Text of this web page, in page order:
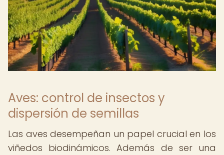
Aves: control de insectos y
dispersión de semillas
Las aves desempeñan un papel crucial en los
viñedos biodinámicos. Además de ser una